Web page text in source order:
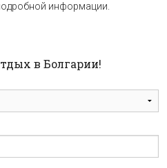
информации.
в Болгарии!